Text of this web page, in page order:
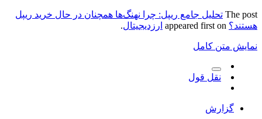
The تحلیل جامع ریپل: چرا نهنگ‌ها همچنان در حال خرید ریپل
appeared first on ارزدیجیتال.
متن کامل
نقل قول
گزارش